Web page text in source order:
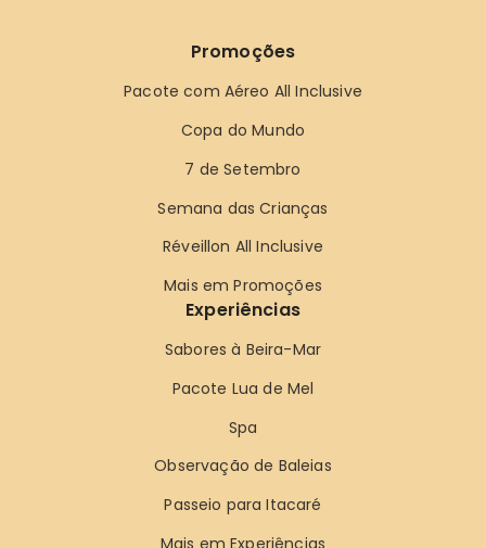
Promoções
Pacote com Aéreo All Inclusive
Copa do Mundo
7 de Setembro
Semana das Crianças
Réveillon All Inclusive
Mais em Promoções
Experiências
Sabores à Beira-Mar
Pacote Lua de Mel
Spa
Observação de Baleias
Passeio para Itacaré
Mais em Experiências